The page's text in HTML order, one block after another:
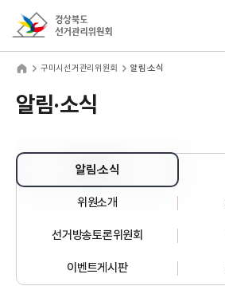
구미시선거관리위원회 알림·소식
알림·소식
알림·소식
위원소개
선거방송토론위원회
이벤트게시판